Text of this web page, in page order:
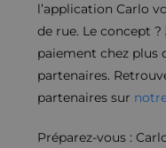
l’application Carlo
de rue. Le concept ?
paiement chez plus
partenaires.
partenaires sur
Préparez-vous :